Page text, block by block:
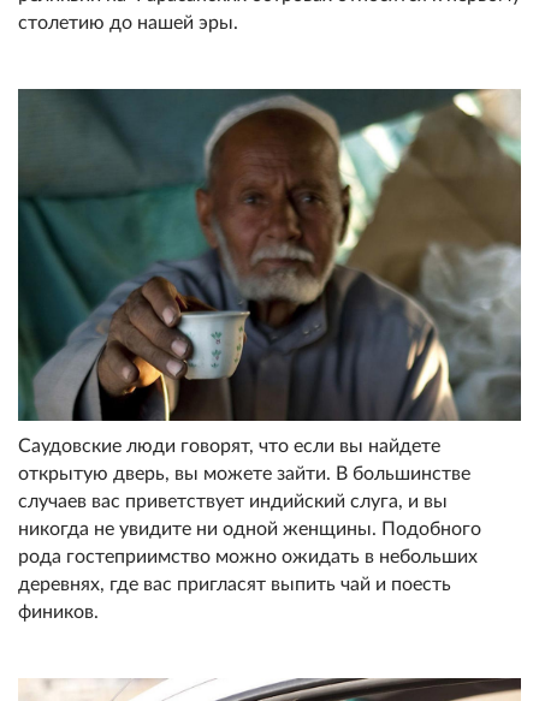
столетию до нашей эры.
Саудовские люди говорят, что если вы найдете
открытую дверь, вы можете зайти. В большинстве
случаев вас приветствует индийский слуга, и вы
никогда не увидите ни одной женщины. Подобного
рода гостеприимство можно ожидать в небольших
деревнях, где вас пригласят выпить чай и поесть
фиников.